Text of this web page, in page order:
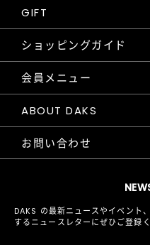
DAKS の最新ニュースやイベント
するニュースレターにぜひご登録く
GIFT
ショッピングガイド
会員メニュー
ABOUT DAKS
お問い合わせ